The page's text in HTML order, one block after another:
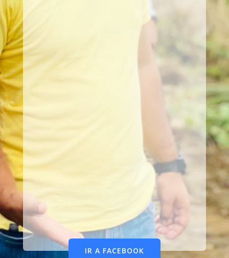
IR A FACEBOOK